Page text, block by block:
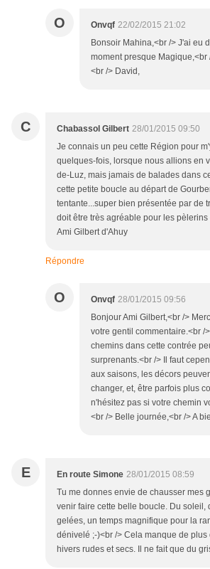
O Onvqf 22/02/2015 21:02
Bonsoir Mahina,<br /> J'ai eu
moment presque Magique,<br
<br /> David,
C Chabassol Gilbert 28/01/2015 09:50
Je connais un peu cette Région pour
quelques-fois, lorsque nous allions en
de-Luz, mais jamais de balades dans
cette petite boucle au départ de
tentante...super bien présentée par de
doit être très agréable pour les
Ami Gilbert d'Ahuy
Répondre
O Onvqf 28/01/2015 09:56
Bonjour Ami Gilbert,<br />
votre gentil commentaire.<br /
chemins dans cette contrée
surprenants.<br /> Il faut
aux saisons, les décors
changer, et, être parfois plus
n'hésitez pas si votre chemin
<br /> Belle journée,<br /> A
E En route Simone 28/01/2015 08:59
Tu me donnes envie de chausser mes
venir faire cette belle boucle. Du soleil,
gelées, un temps magnifique pour la
dénivelé ;-)<br /> Cela manque de
hivers rudes et secs. Il ne fait que du